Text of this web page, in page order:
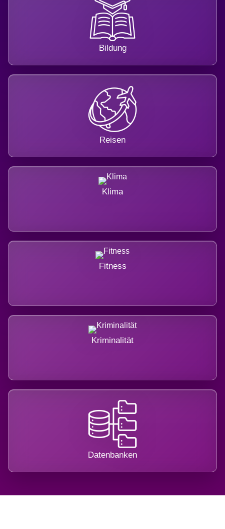
Bildung
Reisen
Klima
Fitness
Kriminalität
Datenbanken